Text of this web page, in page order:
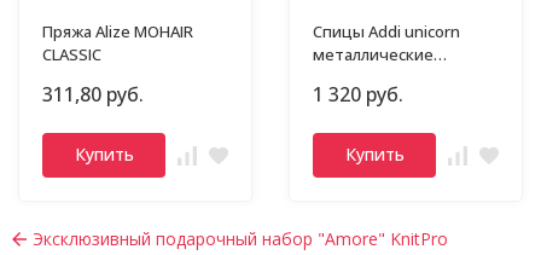
Пряжа Alize MOHAIR
CLASSIC
311,80 руб.
Купить
Спицы Addi unicorn
металлические
1 320 руб.
Купить
Эксклюзивный подарочный набор "Amore" KnitPro